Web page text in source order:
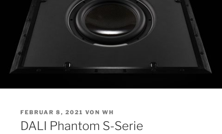
VERÖFFENTLICHT
AM
FEBRUAR 8, 2021 VONWH
DALI Phantom S-Serie